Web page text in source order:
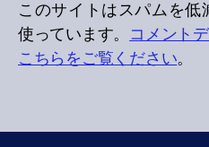
このサイトはスパムを低
使っています。 コメント
こちらをご覧ください。